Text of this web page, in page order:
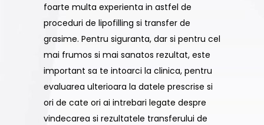
foarte multa experienta in astfel de
proceduri de lipofilling si transfer de
grasime. Pentru siguranta, dar si pentru cel
mai frumos si mai sanatos rezultat, este
important sa te intoarci la clinica, pentru
evaluarea ulterioara la datele prescrise si
ori de cate ori ai intrebari legate despre
vindecarea si rezultatele transferului de